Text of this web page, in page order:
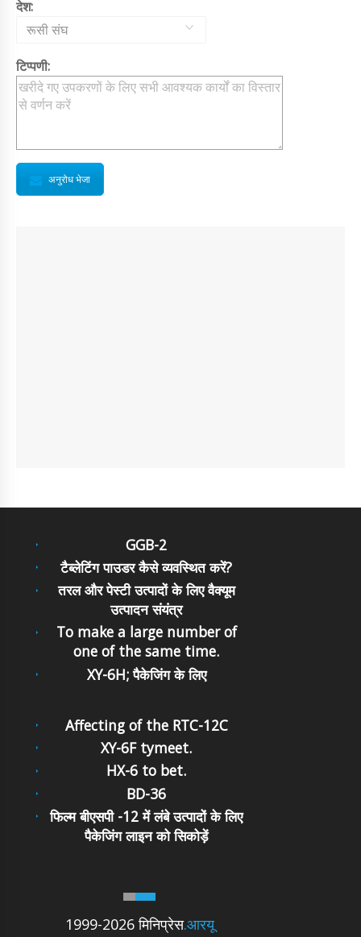
देश:
रूसी संघ
टिप्पणी:
अनुरोध भेजा
GGB-2
टैब्लेटिंग पाउडर कैसे व्यवस्थित करें?
तरल और पेस्टी उत्पादों के लिए वैक्यूम
उत्पादन संयंत्र
To make a large number of
one of the same time.
XY-6H; पैकेजिंग के लिए
1999-2026 मिनिप्रेस.आरयू
Affecting of the RTC-12C
XY-6F tymeet.
HX-6 to bet.
BD-36
फिल्म बीएसपी -12 में लंबे उत्पादों के लिए
पैकेजिंग लाइन को सिकोड़ें